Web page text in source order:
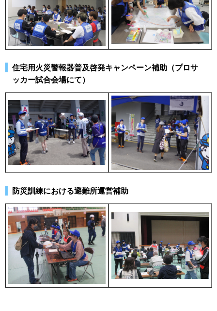
住宅用火災警報器普及啓発キャンペーン補助（プロサ
ッカー試合会場にて）
防災訓練における避難所運営補助